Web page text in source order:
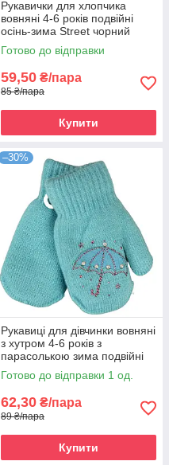
Рукавички для хлопчика
вовняні 4-6 років подвійні
осінь-зима Street чорний
Готово до відправки
59,50 ₴/пара
85 ₴/пара
Купити
–30%
Рукавиці для дівчинки вовняні
з хутром 4-6 років з
парасолькою зима подвійні
блакитний
Готово до відправки 1 од.
62,30 ₴/пара
89 ₴/пара
Купити